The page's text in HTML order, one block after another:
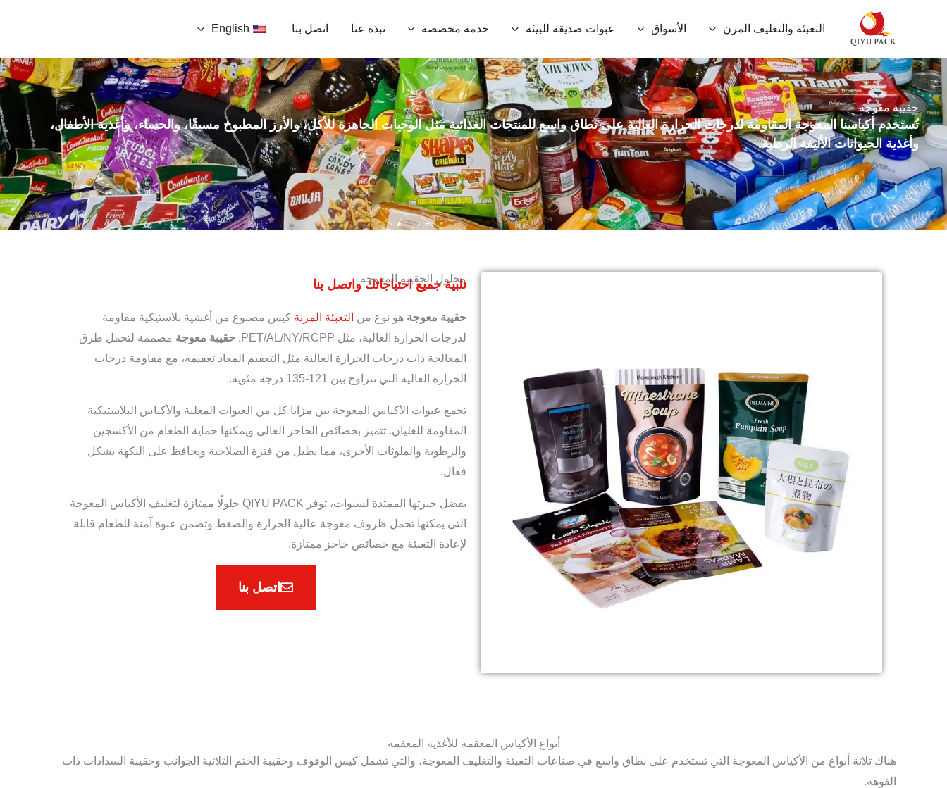
التعبئة والتغليف المرن الأسواق عبوات صديقة للبيئة خدمة مخصصة نبذة عنا اتصل بنا English
حقيبة معوجة
تُستخدم أكياسنا المعوجة المقاومة لدرجات الحرارة العالية على نطاق واسع للمنتجات الغذائية مثل الوجبات الجاهزة للأكل، والأرز المطبوخ مسبقًا، والحساء، وأغذية الأطفال،
وأغذية الحيوانات الأليفة الرطبة.
محلول الحقيبة المعوجة
تلبية جميع احتياجاتك واتصل بنا
حقيبة معوجة هو نوع من التعبئة المرنة كيس مصنوع من أغشية بلاستيكية مقاومة
لدرجات الحرارة العالية، مثل PET/AL/NY/RCPP.
حقيبة معوجة مصممة لتحمل طرق
المعالجة ذات درجات الحرارة العالية مثل التعقيم المعاد تعقيمه، مع مقاومة درجات
الحرارة العالية التي تتراوح بين 121-135 درجة مئوية.
تجمع عبوات الأكياس المعوجة بين مزايا كل من العبوات المعلبة والأكياس البلاستيكية
المقاومة للغليان. تتميز بخصائص الحاجز العالي ويمكنها حماية الطعام من الأكسجين
والرطوبة والملوثات الأخرى، مما يطيل من فترة الصلاحية ويحافظ على النكهة بشكل
فعال.
بفضل خبرتها الممتدة لسنوات، توفر QIYU PACK حلولًا ممتازة لتغليف الأكياس المعوجة
التي يمكنها تحمل ظروف معوجة عالية الحرارة والضغط وتضمن عبوة آمنة للطعام قابلة
لإعادة التعبئة مع خصائص حاجز ممتازة.
اتصل بنا
أنواع الأكياس المعقمة للأغذية المعقمة
هناك ثلاثة أنواع من الأكياس المعوجة التي تستخدم على نطاق واسع في صناعات التعبئة والتغليف المعوجة، والتي تشمل كيس الوقوف وحقيبة الختم الثلاثية الجوانب وحقيبة السدادات ذات
الفوهة.